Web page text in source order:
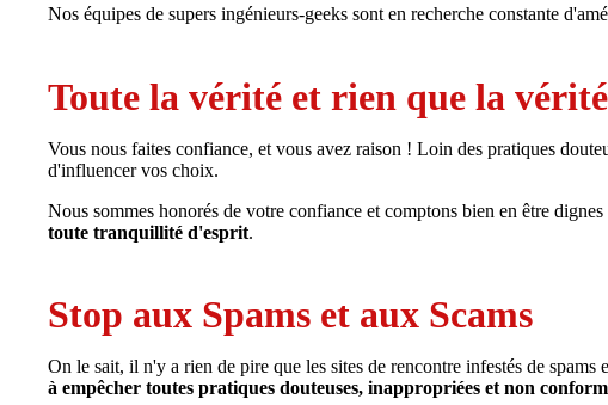
Nos équipes de supers ingénieurs-geeks sont en recherche constante
Toute la vérité et rien que la vérité
Vous nous faites confiance, et vous avez raison ! Loin des pratiques
d'influencer vos choix.
Nous sommes honorés de votre confiance et comptons bien en être
toute tranquillité d'esprit.
Stop aux Spams et aux Scams
On le sait, il n'y a rien de pire que les sites de rencontre infestés de
à empêcher toutes pratiques douteuses, inappropriées et non